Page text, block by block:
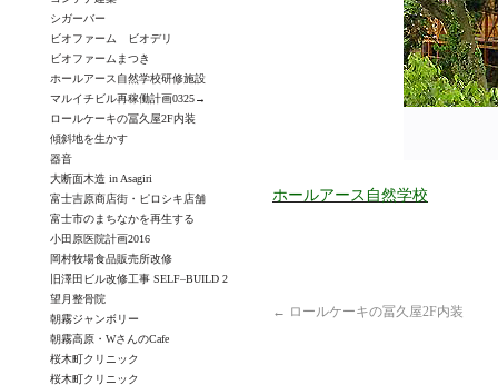
シガーバー
ビオファーム ビオデリ
ビオファームまつき
ホールアース自然学校研修施設
マルイチビル再稼働計画0325→
ロールケーキの冨久屋2F内装
傾斜地を生かす
器音
大断面木造 in Asagiri
富士吉原商店街・ピロシキ店舗
富士市のまちなかを再生する
小田原医院計画2016
岡村牧場食品販売所改修
旧澤田ビル改修工事 SELF–BUILD 2
望月整骨院
朝霧ジャンボリー
朝霧高原・WさんのCafe
桜木町クリニック
桜木町クリニック
ホールアース自然学校
← ロールケーキの冨久屋2F内装